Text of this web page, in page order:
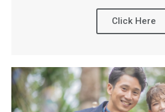
Click Here